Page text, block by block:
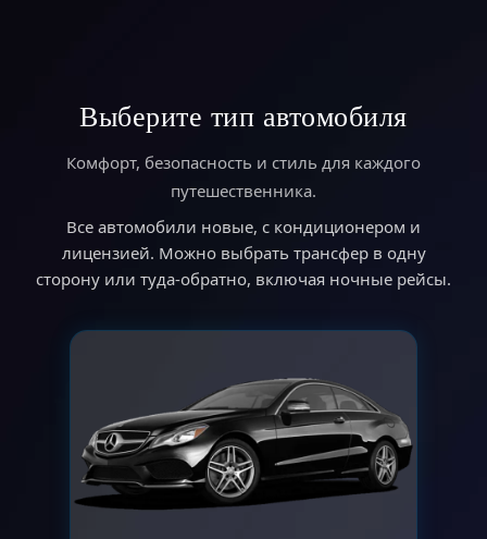
Выберите тип автомобиля
Комфорт, безопасность и стиль для каждого
путешественника.
Все автомобили новые, с кондиционером и
лицензией. Можно выбрать трансфер в одну
сторону или туда-обратно, включая ночные рейсы.